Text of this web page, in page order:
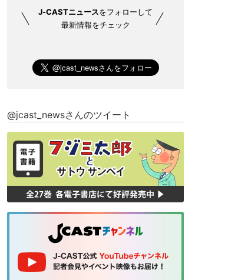
J-CASTニュースをフォローして
最新情報をチェック
@jcast_newsさんのツイート